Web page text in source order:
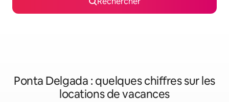
Ponta Delgada : quelques chiffres sur les
locations de vacances